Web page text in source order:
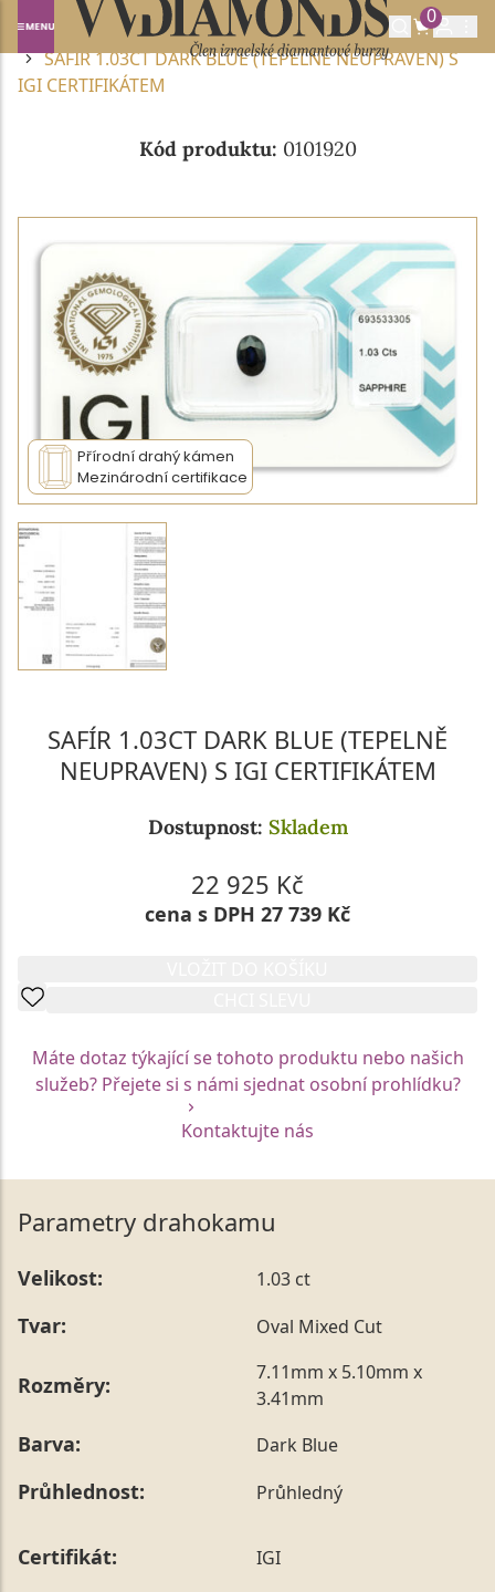
0
Domů DRAHOKAMY A POLODRAHOKAMY
SAFÍR
SAFÍR 1.03CT DARK BLUE (TEPELNĚ NEUPRAVEN) S
IGI CERTIFIKÁTEM
Kód produktu: 0101920
Přírodní drahý kámen
Mezinárodní certifikace
SAFÍR 1.03CT DARK BLUE (TEPELNĚ
NEUPRAVEN) S IGI CERTIFIKÁTEM
Dostupnost: Skladem
22 925 Kč
cena s DPH 27 739 Kč
Máte dotaz týkající se tohoto produktu nebo našich
služeb? Přejete si s námi sjednat osobní prohlídku?
Kontaktujte nás
Parametry drahokamu
Velikost: 1.03 ct
Tvar: Oval Mixed Cut
Rozměry:
7.11mm x 5.10mm x
3.41mm
Barva: Dark Blue
Průhlednost: Průhledný
Certifikát: IGI